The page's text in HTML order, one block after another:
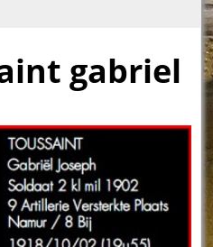
gabriel